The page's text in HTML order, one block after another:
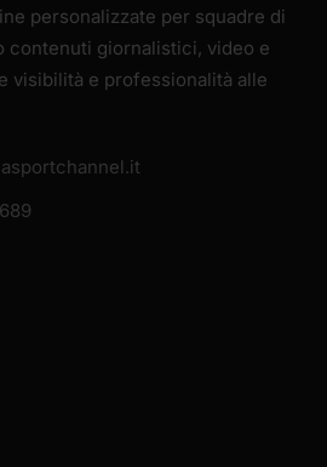
personalizzate per squadre di
contenuti giornalistici, video e
visibilità e professionalità alle